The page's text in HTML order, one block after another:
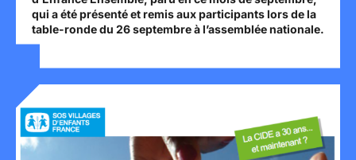
Mon espace donateur
qui a été présenté et remis aux participants lors de la
table-ronde du 26 septembre à l’assemblée nationale.